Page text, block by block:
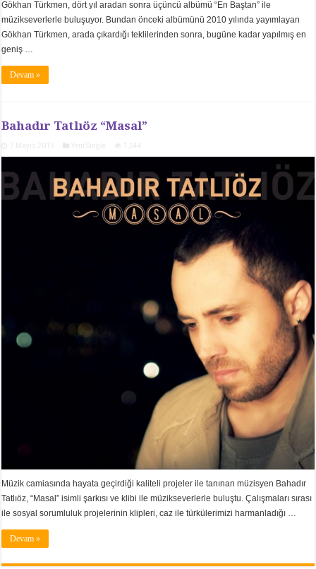
Gökhan Türkmen, dört yıl aradan sonra üçüncü albümü “En Baştan” ile
müzikseverlerle buluşuyor. Bundan önceki albümünü 2010 yılında yayımlayan
Gökhan Türkmen, arada çıkardığı teklilerinden sonra, bugüne kadar yapılmış en
geniş …
Devam »
Bahadır Tatlıöz “Masal”
Müzik camiasında hayata geçirdiği kaliteli projeler ile tanınan müzisyen Bahadır
Tatlıöz, “Masal” isimli şarkısı ve klibi ile müzikseverlerle buluştu. Çalışmaları sırası
ile sosyal sorumluluk projelerinin klipleri, caz ile türkülerimizi harmanladığı …
Devam »